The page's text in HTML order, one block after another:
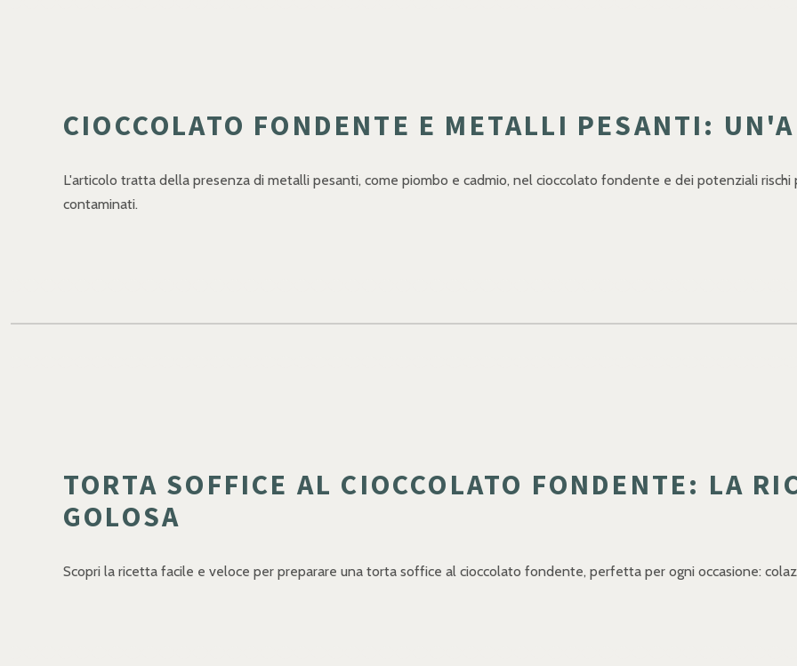
CIOCCOLATO FONDENTE E METALLI PESANTI:
L'articolo tratta della presenza di metalli pesanti, come piombo e cadmio, nel cioccolato fondente e dei potenziali
contaminati.
TORTA SOFFICE AL CIOCCOLATO FONDENTE: LA
GOLOSA
Scopri la ricetta facile e veloce per preparare una torta soffice al cioccolato fondente, perfetta per ogni occasione: